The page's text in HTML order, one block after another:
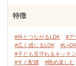
特徴
#外とつながるLDK #ア
#広く感じるLDK
#L+DK
#子ども見守れるキッチン
#すぐ配膳
#眺め楽しむ